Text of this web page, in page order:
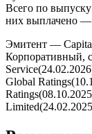
По выпуску
ставка. Базовая
Купоны
Всего по
них выплачено
Эмитент —
Корпоративный,
Global